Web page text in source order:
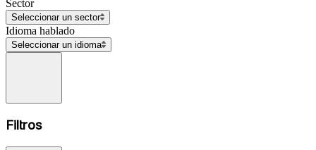
Sector
Seleccionar un sector
Idioma hablado
Seleccionar un idioma
Filtros